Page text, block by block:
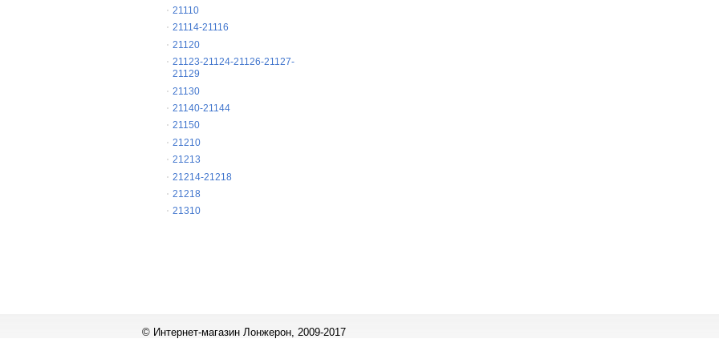
21110
21114-21116
21120
21123-21124-21126-21127-
21129
21130
21140-21144
21150
21210
21213
21214-21218
21218
21310
© Интернет-магазин Лонжерон, 2009-2017